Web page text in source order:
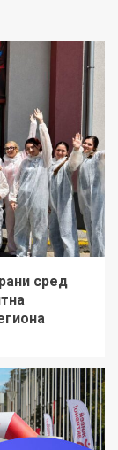
сред